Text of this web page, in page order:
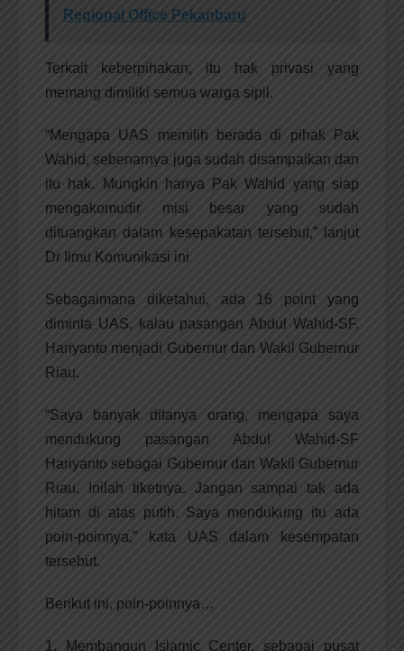
Regional Office Pekanbaru
Terkait keberpihakan, itu hak privasi yang
memang dimiliki semua warga sipil.
“Mengapa UAS memilih berada di pihak Pak
Wahid, sebenarnya juga sudah disampaikan dan
itu hak. Mungkin hanya Pak Wahid yang siap
mengakomudir misi besar yang sudah
dituangkan dalam kesepakatan tersebut,” lanjut
Dr Ilmu Komunikasi ini
Sebagaimana diketahui, ada 16 point yang
diminta UAS, kalau pasangan Abdul Wahid-SF.
Hariyanto menjadi Gubernur dan Wakil Gubernur
Riau.
“Saya banyak ditanya orang, mengapa saya
mendukung pasangan Abdul Wahid-SF
Hariyanto sebagai Gubernur dan Wakil Gubernur
Riau. Inilah tiketnya. Jangan sampai tak ada
hitam di atas putih. Saya mendukung itu ada
poin-poinnya,” kata UAS dalam kesempatan
tersebut.
Berikut ini, poin-poinnya…
1. Membangun Islamic Center, sebagai pusat